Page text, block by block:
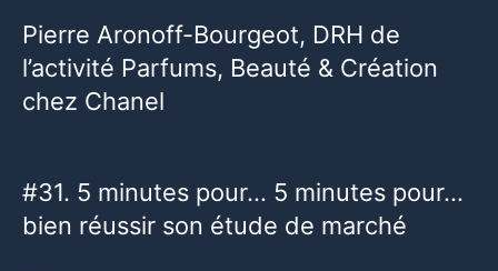
Pierre Aronoff-Bourgeot, DRH de
l’activité Parfums, Beauté & Création
chez Chanel
#31. 5 minutes pour… 5 minutes pour…
bien réussir son étude de marché